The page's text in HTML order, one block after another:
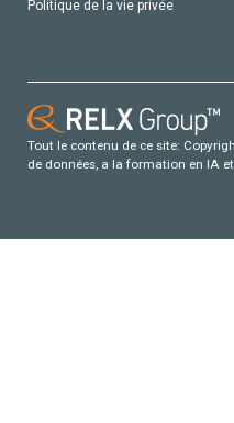
Politique de la vie privée
Tout le contenu de ce site:
de données, a la formation en IA